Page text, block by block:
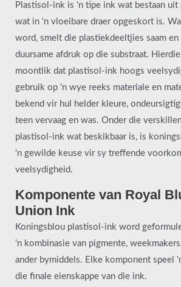
Plastisol-ink is 'n tipe ink wat bestaan
wat in 'n vloeibare draer opgeskort is.
word, smelt die plastiekdeeltjies saam
duursame afdruk op die substraat.
moontlik dat plastisol-ink hoogs
gebruik op 'n wye reeks materiale en
bekend vir hul helder kleure,
teen vervaag en was. Onder die
plastisol-ink wat beskikbaar is, is
'n gewilde keuse vir sy treffende
veelsydigheid.
Komponente van Royal
Union Ink
Koningsblou plastisol-ink word
'n kombinasie van pigmente,
ander bymiddels. Elke komponent speel
die finale eienskappe van die ink.